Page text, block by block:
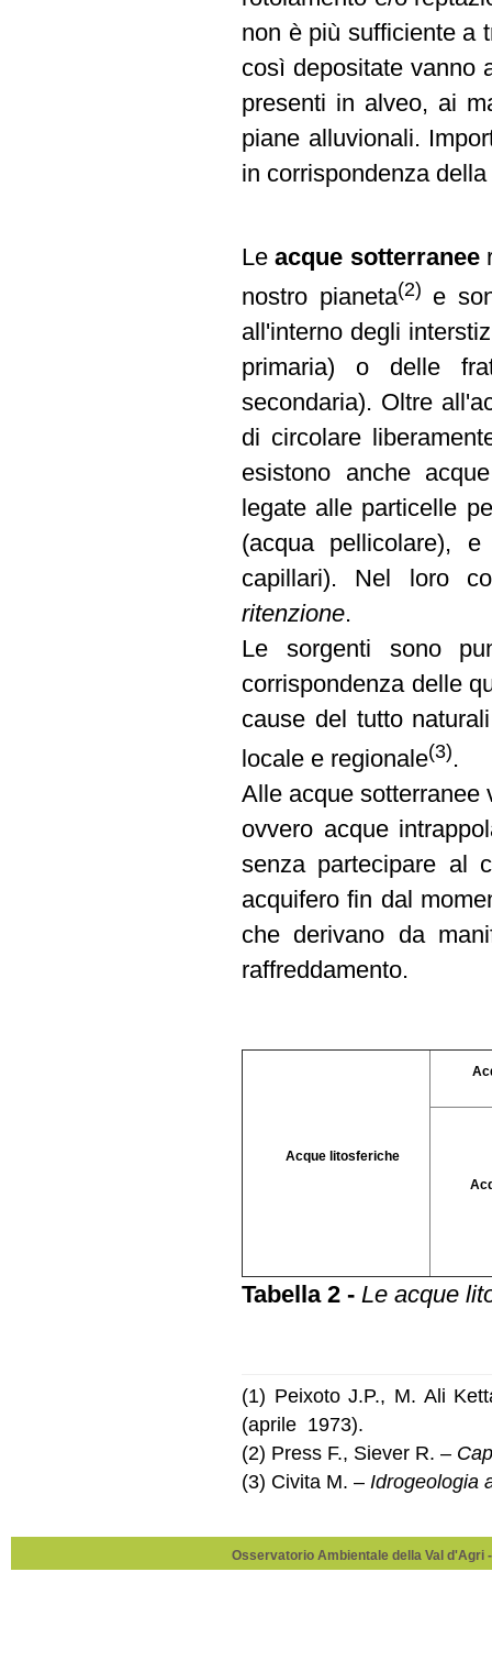
non è più sufficiente a
così depositate vanno
presenti in alveo, ai
piane alluvionali.
in corrispondenza
Leacque sotterranee
nostro pianeta(2) e
all'interno degli
primaria) o delle
secondaria). Oltre
di circolare
esistono anche
legate alle particelle
(acqua pellicolare),
capillari). Nel loro
ritenzione.
Le sorgenti sono
corrispondenza delle
cause del tutto
locale e regionale(3).
Alle acque sotterranee
ovvero acque
senza partecipare al
acquifero fin dal
che derivano da
raffreddamento.
Acque litosferiche
Tabella 2 - Le acque
(1) Peixoto J.P., M. Ali
(aprile 1973).
(2) Press F., Siever R. –
(3) Civita M. – Idrogeologia
Osservatorio Ambientale della Val d'Agri